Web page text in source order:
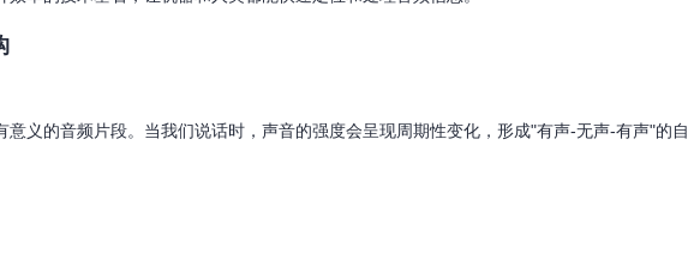
义的音频片段。当我们说话时，声音的强度会呈现周期性变化，形成"有声-无声-有声"的自